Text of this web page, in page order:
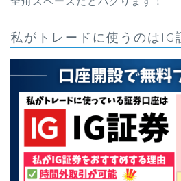
私がトレードに使うのはIG